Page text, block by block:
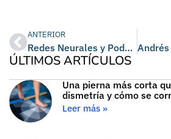
ANTERIOR
Redes Neurales y Podología
ÚLTIMOS ARTÍCULOS
Una pierna más corta
dismetría y cómo se
Leer más »